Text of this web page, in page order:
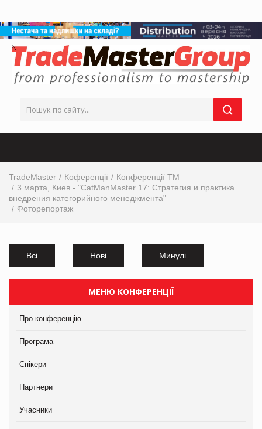
TradeMaster Коференції
Конференції ТМ
3 марта, Киев - "CatManMaster 17: Стратегия и практика
внедрения категорийного менеджмента"
Фоторепортаж
Всі Нові Минулі
МЕНЮ КОНФЕРЕНЦІЇ
Про конференцію
Програма
Спікери
Партнери
Учасники